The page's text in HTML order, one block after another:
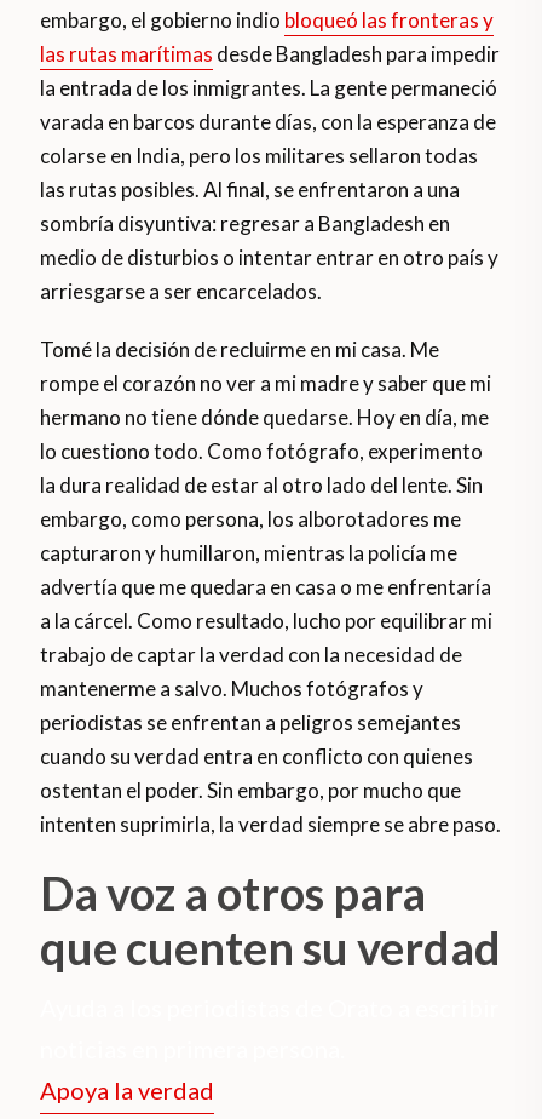
embargo, el gobierno indio bloqueó las fronteras y
las rutas marítimas desde Bangladesh para impedir
la entrada de los inmigrantes. La gente permaneció
varada en barcos durante días, con la esperanza de
colarse en India, pero los militares sellaron todas
las rutas posibles. Al final, se enfrentaron a una
sombría disyuntiva: regresar a Bangladesh en
medio de disturbios o intentar entrar en otro país y
arriesgarse a ser encarcelados.
Tomé la decisión de recluirme en mi casa. Me
rompe el corazón no ver a mi madre y saber que mi
hermano no tiene dónde quedarse. Hoy en día, me
lo cuestiono todo. Como fotógrafo, experimento
la dura realidad de estar al otro lado del lente. Sin
embargo, como persona, los alborotadores me
capturaron y humillaron, mientras la policía me
advertía que me quedara en casa o me enfrentaría
a la cárcel. Como resultado, lucho por equilibrar mi
trabajo de captar la verdad con la necesidad de
mantenerme a salvo. Muchos fotógrafos y
periodistas se enfrentan a peligros semejantes
cuando su verdad entra en conflicto con quienes
ostentan el poder. Sin embargo, por mucho que
intenten suprimirla, la verdad siempre se abre paso.
Da voz a otros para
que cuenten su verdad
Apoya la verdad